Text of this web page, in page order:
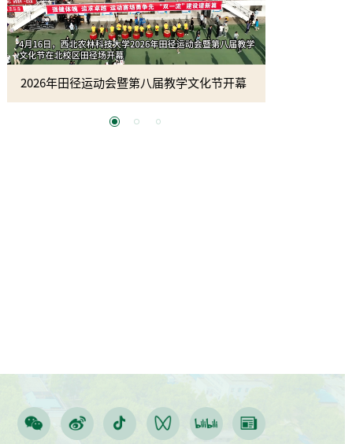
2026年田径运动会暨第八届教学文化节开幕